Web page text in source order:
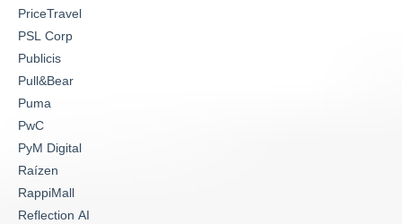
PriceTravel
PSL Corp
Publicis
Pull&Bear
Puma
PwC
PyM Digital
Raízen
RappiMall
Reflection AI